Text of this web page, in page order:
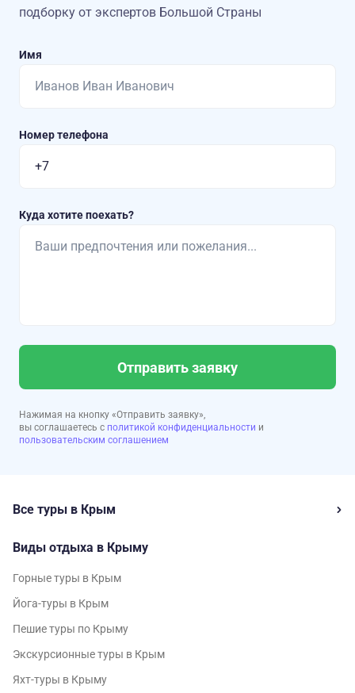
подборку от экспертов Большой Страны
Имя
Номер телефона
Куда хотите поехать?
Отправить заявку
Нажимая на кнопку «Отправить заявку»,
вы соглашаетесь с политикой конфиденциальности и
пользовательским соглашением
Все туры в Крым
Виды отдыха в Крыму
Горные туры в Крым
Йога-туры в Крым
Пешие туры по Крыму
Экскурсионные туры в Крым
Яхт-туры в Крыму